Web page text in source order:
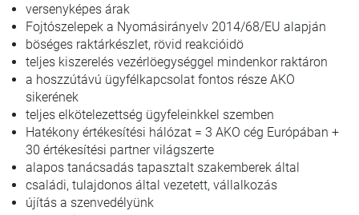
versenyképes árak
Fojtószelepek a Nyomásirányelv 2014/68/EU alapján
böséges raktárkészlet, rövid reakcióidö
teljes kiszerelés vezérlöegységgel mindenkor raktáron
a hoszzútávú ügyfélkapcsolat fontos része AKO
sikerének
teljes elkötelezettség ügyfeleinkkel szemben
Hatékony értékesítési hálózat = 3 AKO cég Európában +
30 értékesítési partner világszerte
alapos tanácsadás tapasztalt szakemberek által
családi, tulajdonos által vezetett, vállalkozás
újítás a szenvedélyünk